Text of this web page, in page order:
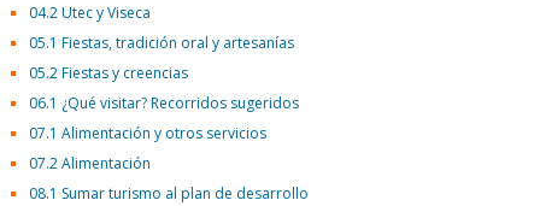
04.2 Utec y Viseca
05.1 Fiestas, tradición oral y artesanías
05.2 Fiestas y creencias
06.1 ¿Qué visitar? Recorridos sugeridos
07.1 Alimentación y otros servicios
07.2 Alimentación
08.1 Sumar turismo al plan de desarrollo